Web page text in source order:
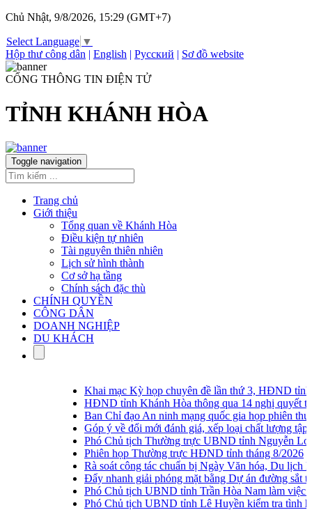
Chủ Nhật, 9/8/2026, 15:29 (GMT+7)
Select Language ▼
Hộp thư công dân | English | Русский | Sơ đồ website
CỔNG THÔNG TIN ĐIỆN TỬ
TỈNH KHÁNH HÒA
Toggle navigation
Trang chủ
Giới thiệu
Tổng quan về Khánh Hòa
Điều kiện tự nhiên
Tài nguyên thiên nhiên
Lịch sử hình thành
Cơ sở hạ tầng
Chính sách đặc thù
CHÍNH QUYỀN
CÔNG DÂN
DOANH NGHIỆP
DU KHÁCH
Khai mạc Kỳ họp chuyên đề lần thứ 3, HĐND tỉnh
HĐND tỉnh Khánh Hòa thông qua 14 nghị quyết tại
Ban Chỉ đạo An ninh mạng quốc gia họp phiên
Góp ý về đổi mới đánh giá, xếp loại chất lượng tập
Phó Chủ tịch Thường trực UBND tỉnh Nguyễn
Phiên họp Thường trực HĐND tỉnh tháng 8/2026
Rà soát công tác chuẩn bị Ngày Văn hóa, Du lịch
Đẩy nhanh giải phóng mặt bằng Dự án đường sắt
Phó Chủ tịch UBND tỉnh Trần Hòa Nam làm việc
Phó Chủ tịch UBND tỉnh Lê Huyền kiểm tra tình